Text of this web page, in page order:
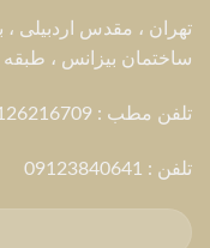
تهران ، مقدس اردبیلی ،
ساختمان بیزانس ، طبقه ۶ ، واحد ۲۴
تلفن مطب : 02126216709
تلفن : 09123840641